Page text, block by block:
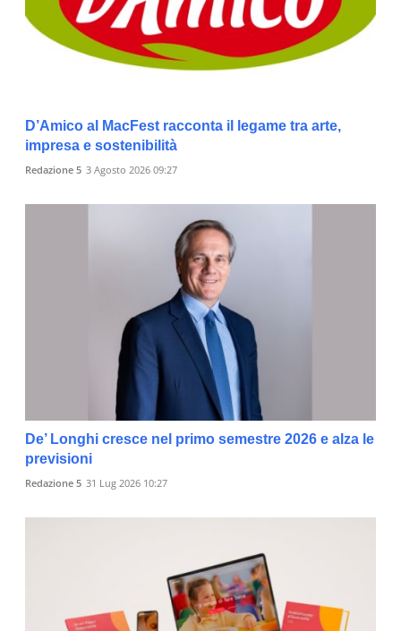
D’Amico al MacFest racconta il legame tra arte,
impresa e sostenibilità
Redazione 5 3 Agosto 2026 09:27
De’ Longhi cresce nel primo semestre 2026 e alza le
previsioni
Redazione 5 31 Lug 2026 10:27